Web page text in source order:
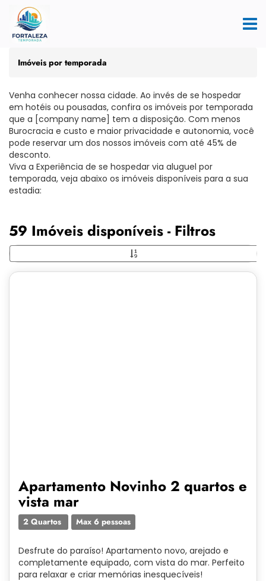
Imóveis por temporada
Venha conhecer nossa cidade. Ao invés de se hospedar
em hotéis ou pousadas, confira os imóveis por temporada
que a [company name] tem a disposição. Com menos
Burocracia e custo e maior privacidade e autonomia, você
pode reservar um dos nossos imóveis com até 45% de
desconto.
Viva a Experiência de se hospedar via aluguel por
temporada, veja abaixo os imóveis disponíveis para a sua
estadia:
59 Imóveis disponíveis - Filtros
Apartamento Novinho 2 quartos e
vista mar
2 Quartos Max 6 pessoas
Desfrute do paraíso! Apartamento novo, arejado e
completamente equipado, com vista do mar. Perfeito
para relaxar e criar memórias inesquecíveis!